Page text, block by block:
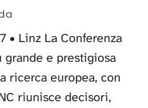
• Linz La Conferenza
grande e prestigiosa
ricerca europea, con
riunisce decisori,